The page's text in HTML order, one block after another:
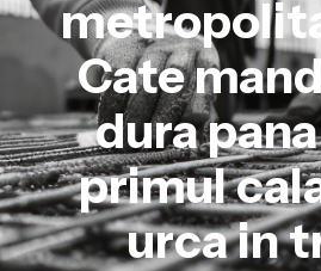
Cate
dura
primul
urca in